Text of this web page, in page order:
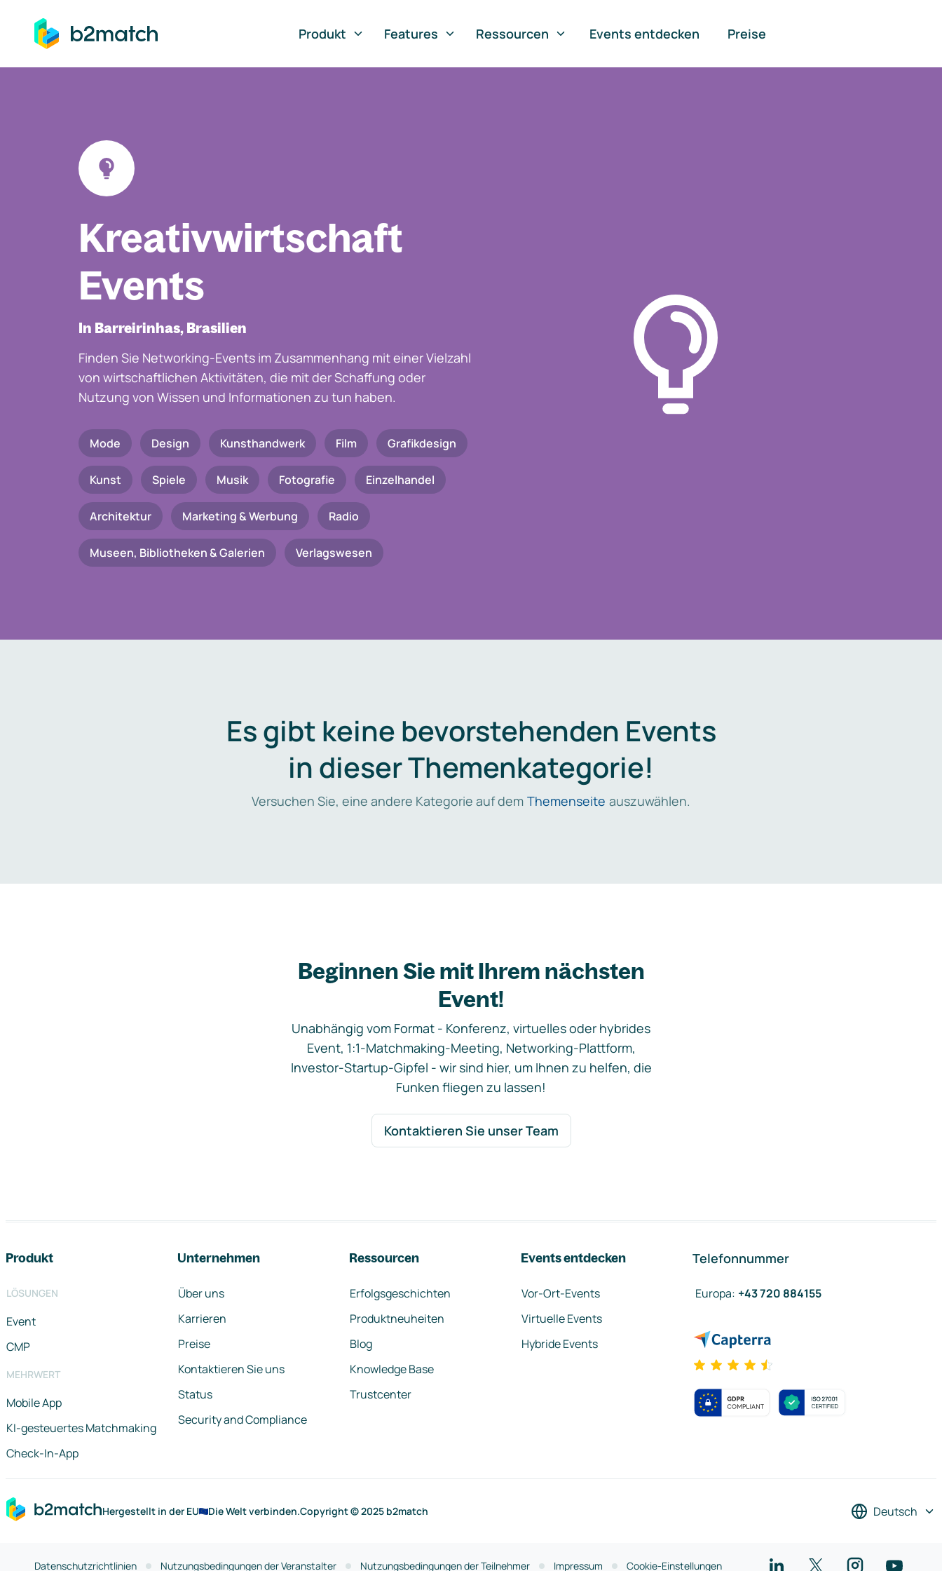
springen
Produkt
Features Ressourcen Events entdecken Preise
Kreativwirtschaft
Events
In Barreirinhas, Brasilien
Finden Sie Networking-Events im Zusammenhang mit einer Vielzahl
von wirtschaftlichen Aktivitäten, die mit der Schaffung oder
Nutzung von Wissen und Informationen zu tun haben.
Mode Design Kunsthandwerk Film Grafikdesign
Kunst Spiele Musik Fotografie Einzelhandel
Architektur Marketing & Werbung Radio
Museen, Bibliotheken & Galerien Verlagswesen
Es gibt keine bevorstehenden Events
in dieser Themenkategorie!
Versuchen Sie, eine andere Kategorie auf dem Themenseite auszuwählen.
Beginnen Sie mit Ihrem nächsten
Event!
Unabhängig vom Format - Konferenz, virtuelles oder hybrides
Event, 1:1-Matchmaking-Meeting, Networking-Plattform,
Investor-Startup-Gipfel - wir sind hier, um Ihnen zu helfen, die
Funken fliegen zu lassen!
Kontaktieren Sie unser Team
Produkt
LÖSUNGEN
Event
CMP
MEHRWERT
Mobile App
KI-gesteuertes Matchmaking
Check-In-App
Unternehmen
Über uns
Karrieren
Preise
Kontaktieren Sie uns
Status
Security and Compliance
Ressourcen
Erfolgsgeschichten
Produktneuheiten
Blog
Knowledge Base
Trustcenter
Events entdecken
Vor-Ort-Events
Virtuelle Events
Hybride Events
Telefonnummer
Europa: +43 720 884155
Hergestellt in der EU Die Welt verbinden.Copyright © 2025 b2match Deutsch
Datenschutzrichtlinien Nutzungsbedingungen der Veranstalter Nutzungsbedingungen der Teilnehmer Impressum Cookie-Einstellungen